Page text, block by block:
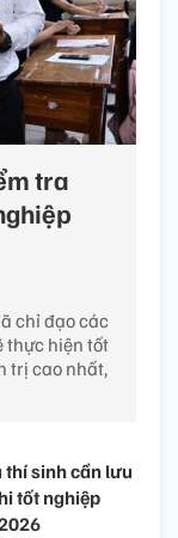
tra
chỉ đạo các
thực hiện tốt
trị cao nhất,
thí sinh cần lưu
tốt nghiệp